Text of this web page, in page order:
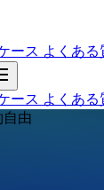
ース よくある
ース よくある
自由